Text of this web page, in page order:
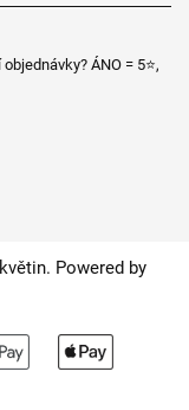
ÁNO = 5⭐,
Powered by